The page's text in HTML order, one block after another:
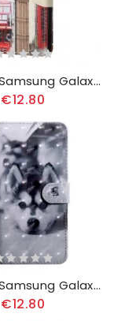
Κάλυμμα Samsung Galaxy A13 5G London Life
€12.80
Κάλυμμα Samsung Galaxy A13 5G Ασπρόμαυρος Σκύλος
€12.80